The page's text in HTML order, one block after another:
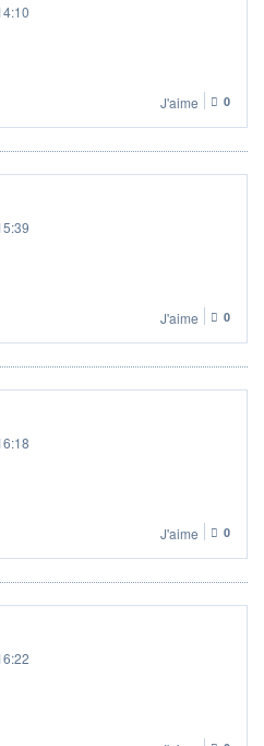
J'aime 0
J'aime 0
J'aime 0